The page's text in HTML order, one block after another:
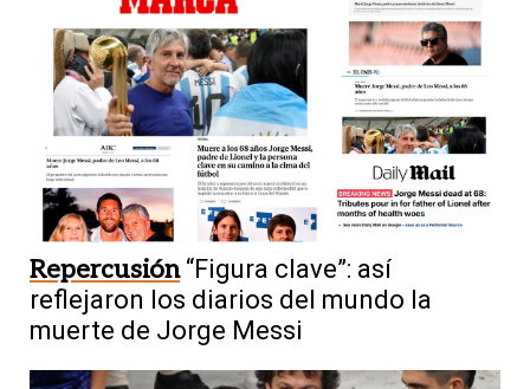
Repercusión “Figura clave”: así
reflejaron los diarios del mundo la
muerte de Jorge Messi